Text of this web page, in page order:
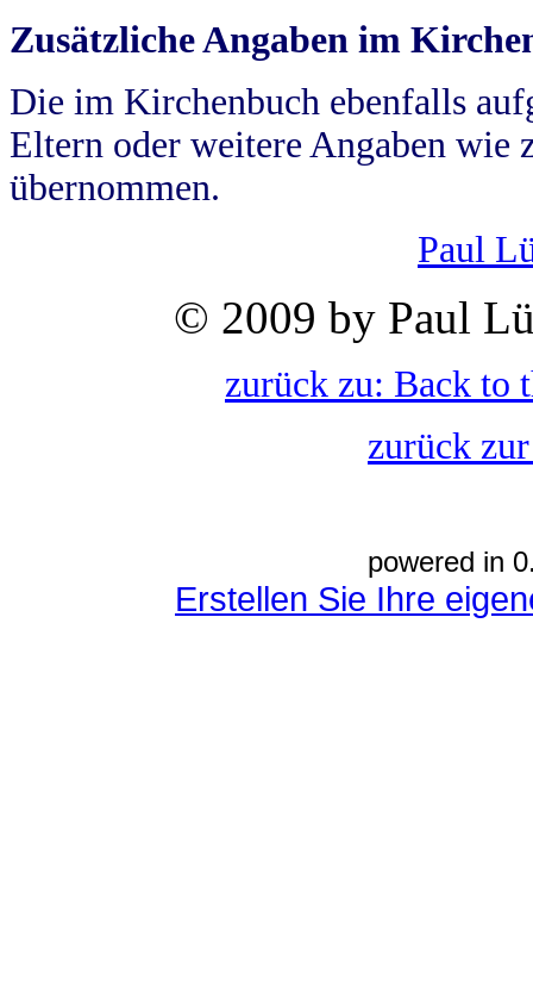
Zusätzliche Angaben im
Die im Kirchenbuch ebenfalls
Eltern oder weitere Angaben wie
übernommen.
Paul
© 2009 by Paul
zurück zu: Back to
zurück
powered in
Erstellen Sie Ihre